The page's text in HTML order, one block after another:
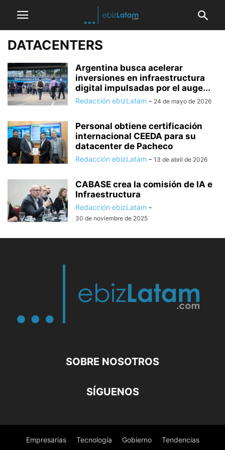
DATACENTERS
Argentina busca acelerar
inversiones en infraestructura
digital impulsadas por el auge...
Redacción ebizLatam - 24 de mayo de 2026
Personal obtiene certificación
internacional CEEDA para su
datacenter de Pacheco
Redacción ebizLatam - 13 de abril de 2026
CABASE crea la comisión de IA e
Infraestructura
Redacción ebizLatam -
30 de noviembre de 2025
SOBRE NOSOTROS
SÍGUENOS
Empresarias Tecnología Gobierno Tendencias